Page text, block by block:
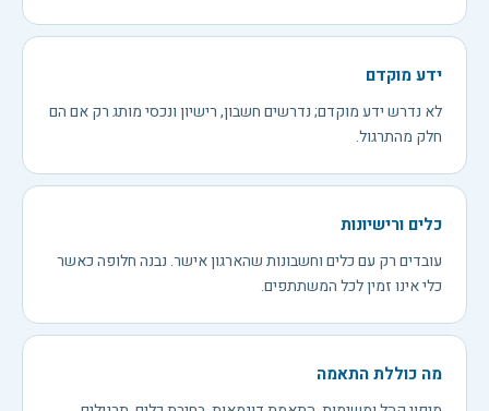
ידע מוקדם
לא נדרש ידע מוקדם; נדרשים חשבון, רישיון ונכסי מותג רק אם הם
חלק מהתרגול.
כלים ורישיונות
עובדים רק עם כלים וחשבונות שהארגון אישר. נבנה חלופה כאשר
כלי אינו זמין לכל המשתתפים.
מה כוללת התאמה